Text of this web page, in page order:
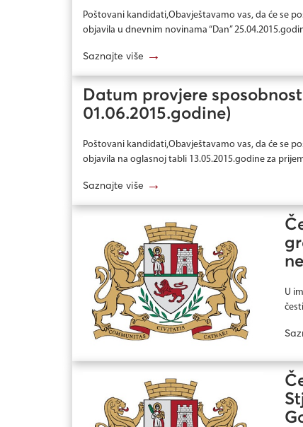
Poštovani kandidati,Obavještavamo vas, da će se
objavila u dnevnim novinama “Dan”
Saznajte više →
Datum provjere
01.06.2015.godine)
Poštovani kandidati,Obavještavamo vas, da će se
objavila na oglasnoj tabli 13.05.2015.godine za
Saznajte više →
U